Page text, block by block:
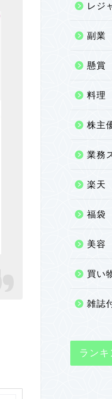
レジ
副業
懸賞
料理
株主
業務
楽天
福袋
美容
買い
雑誌
ランキ